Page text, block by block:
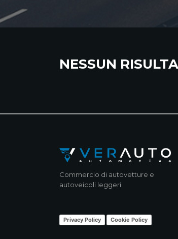
NESSUN
Commercio di autovetture e
autoveicoli leggeri
Privacy Policy Cookie Policy